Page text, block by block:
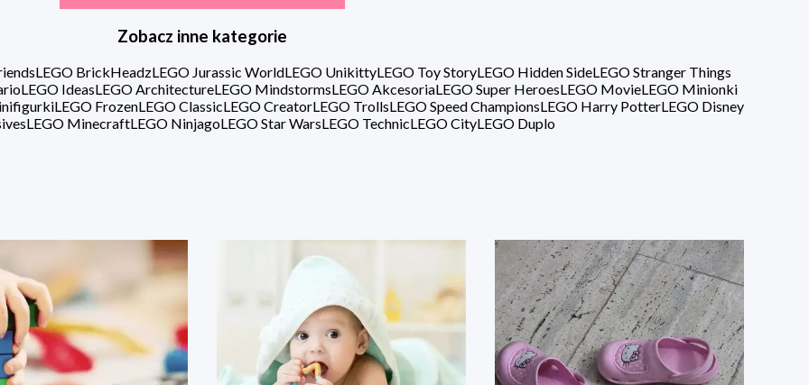
Zobacz inne kategorie
LEGO BrickHeadzLEGO Jurassic WorldLEGO UnikittyLEGO Toy StoryLEGO Hidden SideLEGO Stranger Things
LEGO IdeasLEGO ArchitectureLEGO MindstormsLEGO AkcesoriaLEGO Super HeroesLEGO MovieLEGO Minionki
LEGO FrozenLEGO ClassicLEGO CreatorLEGO TrollsLEGO Speed ChampionsLEGO Harry PotterLEGO Disney
LEGO MinecraftLEGO NinjagoLEGO Star WarsLEGO TechnicLEGO CityLEGO Duplo